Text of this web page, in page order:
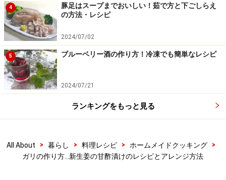
4
豚足はスープまでおいしい！茹で方と下ごしらえ
の方法・レシピ
2024/07/02
5 ブルーベリー酒の作り方！冷凍でも簡単なレシピ
2024/07/21
ランキングをもっと見る
All About > 暮らし > 料理レシピ > ホームメイドクッキング
>
ガリの作り方…新生姜の甘酢漬けのレシピとアレンジ方法